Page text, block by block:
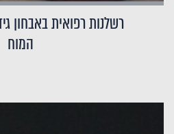
רשלנות רפואית באבחון
המוח